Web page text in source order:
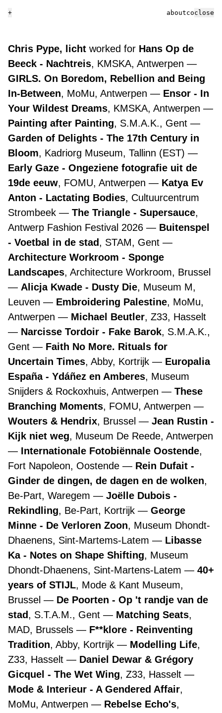
+ aboutcontact
Chris Pype, licht worked for Hans Op de
Beeck - Nachtreis, KMSKA, Antwerpen
GIRLS. On Boredom, Rebellion and Being
In-Between, MoMu, Antwerpen
Ensor - In
Your Wildest Dreams, KMSKA, Antwerpen
Painting after Painting, S.M.A.K., Gent
Garden of Delights - The 17th Century in
Bloom, Kadriorg Museum, Tallinn (EST)
Early Gaze - Ongeziene fotografie uit de
19de eeuw, FOMU, Antwerpen
Katya Ev
Anton - Lactating Bodies, Cultuurcentrum
Strombeek
The Triangle - Supersauce,
Antwerp Fashion Festival 2026
Buitenspel
- Voetbal in de stad, STAM, Gent
Architecture Workroom - Sponge
Landscapes, Architecture Workroom, Brussel
Alicja Kwade - Dusty Die, Museum M,
Leuven
Embroidering Palestine, MoMu,
Antwerpen
Michael Beutler, Z33, Hasselt
Narcisse Tordoir - Fake Barok, S.M.A.K.,
Gent
Faith No More. Rituals for
Uncertain Times, Abby, Kortrijk
Europalia
España - Ydáñez en Amberes, Museum
Snijders & Rockoxhuis, Antwerpen
These
Branching Moments, FOMU, Antwerpen
Wouters & Hendrix, Brussel
Jean Rustin -
Kijk niet weg, Museum De Reede, Antwerpen
Internationale Fotobiënnale Oostende,
Fort Napoleon, Oostende
Rein Dufait -
Ginder de dingen, de dagen en de wolken,
Be-Part, Waregem
Joëlle Dubois -
Rekindling, Be-Part, Kortrijk
George
Minne - De Verloren Zoon, Museum Dhondt-
Dhaenens, Sint-Martems-Latem
Libasse
Ka - Notes on Shape Shifting, Museum
Dhondt-Dhaenens, Sint-Martens-Latem
40+
years of STIJL, Mode & Kant Museum,
Brussel
De Poorten - Op 't randje van de
stad, S.T.A.M., Gent Matching Seats,
MAD, Brussels
F**klore - Reinventing
Tradition, Abby, Kortrijk Modelling Life,
Z33, Hasselt
Daniel Dewar & Grégory
Gicquel - The Wet Wing, Z33, Hasselt
Mode & Interieur - A Gendered Affair,
MoMu, Antwerpen
Rebelse Echo's,
close